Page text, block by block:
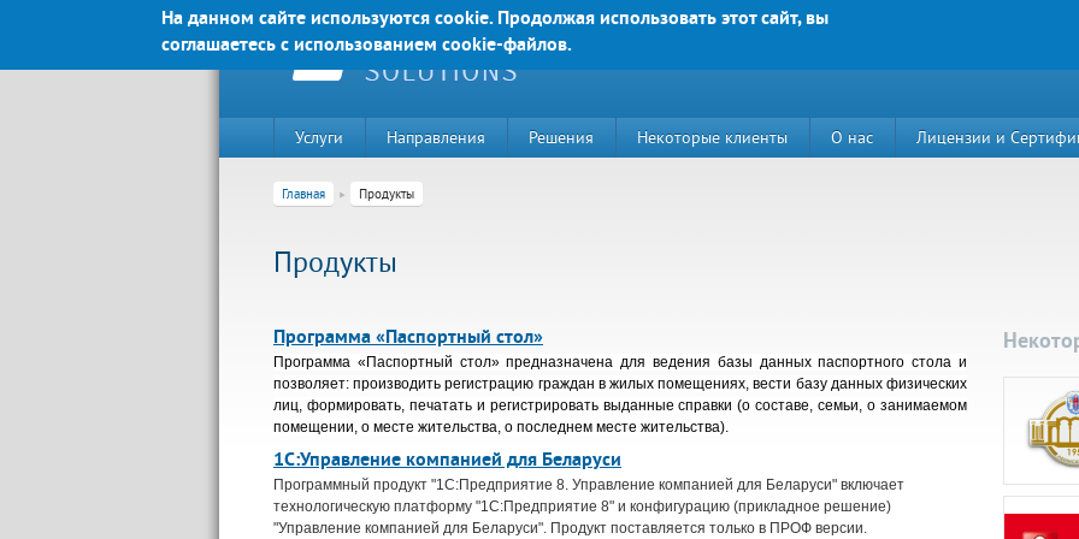
На данном сайте используются cookie. Продолжая использовать этот сайт, вы
соглашаетесь с использованием cookie-файлов.
Перейти к основному содержанию
220020, г. Минск, пр-т Победителей д. 89, корп. 3, этаж 5, пом. 15
Контакты:
Техническая поддержка:
Какой код на
Яркие решения для Вашего успеха
Услуги Направления Решения Некоторые клиенты О нас Лицензии и
Главная Продукты
Продукты
Программа «Паспортный стол»
Программа «Паспортный стол» предназначена для ведения базы данных паспортного стола и
позволяет: производить регистрацию граждан в жилых помещениях, вести базу данных физических
лиц, формировать, печатать и регистрировать выданные справки (о составе, семьи, о занимаемом
помещении, о месте жительства, о последнем месте жительства).
1С:Управление компанией для Беларуси
Программный продукт "1С:Предприятие 8. Управление компанией для Беларуси" включает
технологическую платформу "1С:Предприятие 8" и конфигурацию (прикладное решение)
"Управление компанией для Беларуси". Продукт поставляется только в ПРОФ версии.